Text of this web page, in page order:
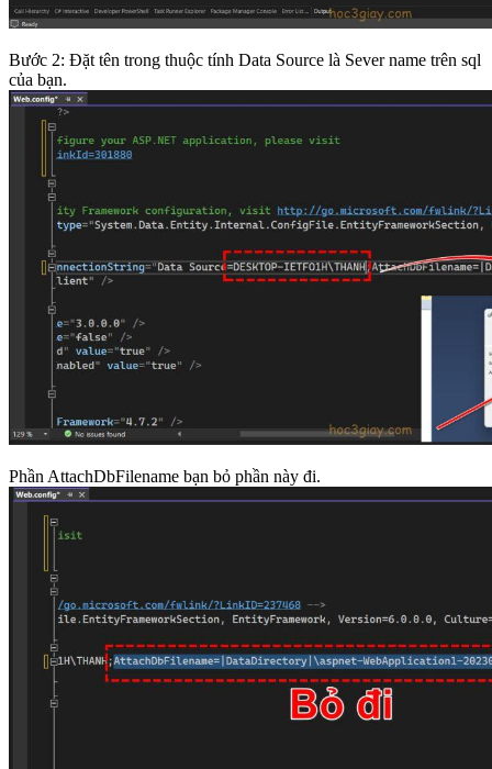
Bước 2: Đặt tên trong thuộc tính Data Source là Sever name trên sql
của bạn.
Phần AttachDbFilename bạn bỏ phần này đi.